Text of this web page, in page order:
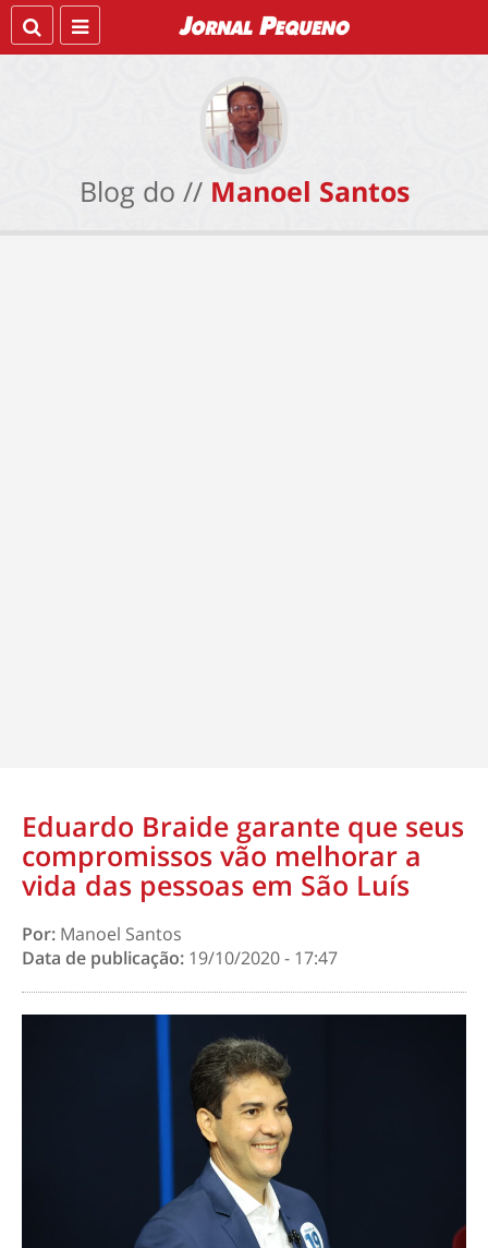
Blog do // Manoel Santos
Eduardo Braide garante que seus
compromissos vão melhorar a
vida das pessoas em São Luís
Por: Manoel Santos
Data de publicação: 19/10/2020 - 17:47